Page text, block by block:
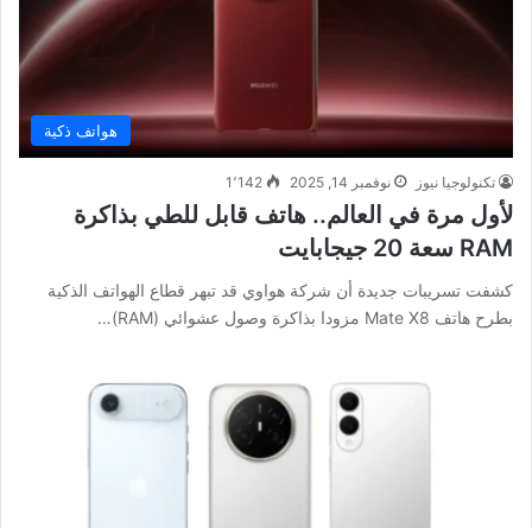
هواتف ذكية
تكنولوجيا نيوز نوفمبر 14, 2025 1٬142
لأول مرة في العالم.. هاتف قابل للطي بذاكرة
RAM سعة 20 جيجابايت
كشفت تسريبات جديدة أن شركة هواوي قد تبهر قطاع الهواتف الذكية
بطرح هاتف Mate X8 مزودا بذاكرة وصول عشوائي (RAM)…